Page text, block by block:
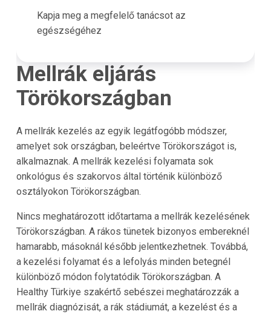
Kapja meg a megfelelő tanácsot az
egészségéhez
Mellrák eljárás
Törökországban
A mellrák kezelés az egyik legátfogóbb módszer,
amelyet sok országban, beleértve Törökországot is,
alkalmaznak. A mellrák kezelési folyamata sok
onkológus és szakorvos által történik különböző
osztályokon Törökországban.
Nincs meghatározott időtartama a mellrák kezelésének
Törökországban. A rákos tünetek bizonyos embereknél
hamarabb, másoknál később jelentkezhetnek. Továbbá,
a kezelési folyamat és a lefolyás minden betegnél
különböző módon folytatódik Törökországban. A
Healthy Türkiye szakértő sebészei meghatározzák a
mellrák diagnózisát, a rák stádiumát, a kezelést és a